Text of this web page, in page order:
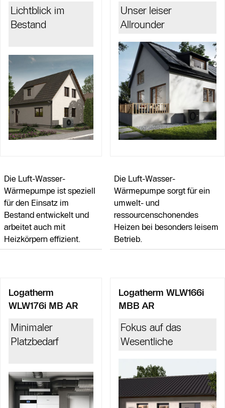
Lichtblick im
Bestand
Die Luft-Wasser-
Wärmepumpe ist speziell
für den Einsatz im
Bestand entwickelt und
arbeitet auch mit
Heizkörpern effizient.
Unser leiser
Allrounder
Die Luft-Wasser-
Wärmepumpe sorgt für ein
umwelt- und
ressourcenschonendes
Heizen bei besonders leisem
Betrieb.
Logatherm
WLW176i MB AR
Minimaler
Platzbedarf
Logatherm WLW166i
MBB AR
Fokus auf das
Wesentliche